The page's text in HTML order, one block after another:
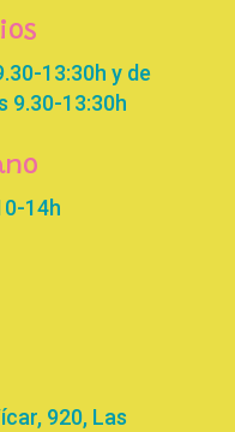
13:30h y de
9.30-13:30h
14h
920, Las